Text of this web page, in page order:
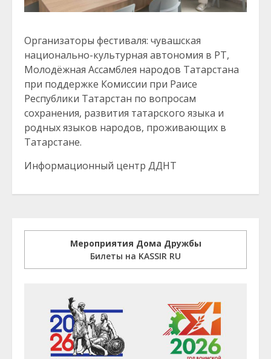
Организаторы фестиваля: чувашская
национально-культурная автономия в РТ,
Молодёжная Ассамблея народов Татарстана
при поддержке Комиссии при Раисе
Республики Татарстан по вопросам
сохранения, развития татарского языка и
родных языков народов, проживающих в
Татарстане.
Информационный центр ДДНТ
Мероприятия Дома Дружбы
Билеты на KASSIR RU